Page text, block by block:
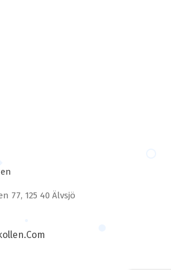
77, 125 40 Älvsjö